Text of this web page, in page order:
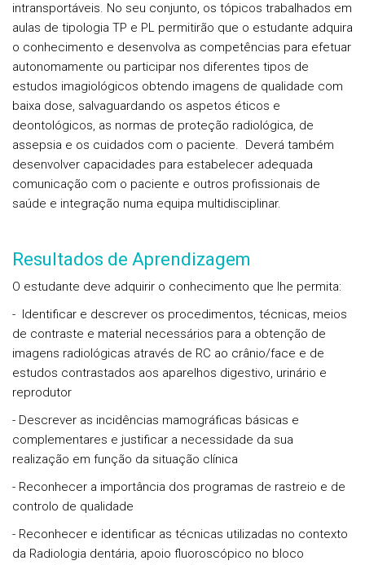
intransportáveis. No seu conjunto, os tópicos trabalhados em
aulas de tipologia TP e PL permitirão que o estudante adquira
o conhecimento e desenvolva as competências para efetuar
autonomamente ou participar nos diferentes tipos de
estudos imagiológicos obtendo imagens de qualidade com
baixa dose, salvaguardando os aspetos éticos e
deontológicos, as normas de proteção radiológica, de
assepsia e os cuidados com o paciente. Deverá também
desenvolver capacidades para estabelecer adequada
comunicação com o paciente e outros profissionais de
saúde e integração numa equipa multidisciplinar.
Resultados de Aprendizagem
O estudante deve adquirir o conhecimento que lhe permita:
- Identificar e descrever os procedimentos, técnicas, meios
de contraste e material necessários para a obtenção de
imagens radiológicas através de RC ao crânio/face e de
estudos contrastados aos aparelhos digestivo, urinário e
reprodutor
- Descrever as incidências mamográficas básicas e
complementares e justificar a necessidade da sua
realização em função da situação clínica
- Reconhecer a importância dos programas de rastreio e de
controlo de qualidade
- Reconhecer e identificar as técnicas utilizadas no contexto
da Radiologia dentária, apoio fluoroscópico no bloco